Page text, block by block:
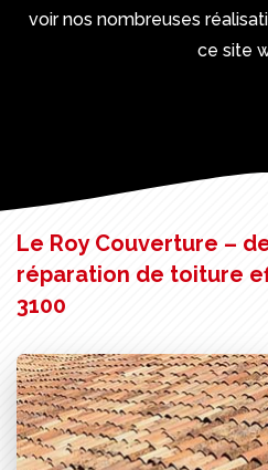
voir nos nombreuses
ce site
Le Roy Couverture –
réparation de toiture
3100